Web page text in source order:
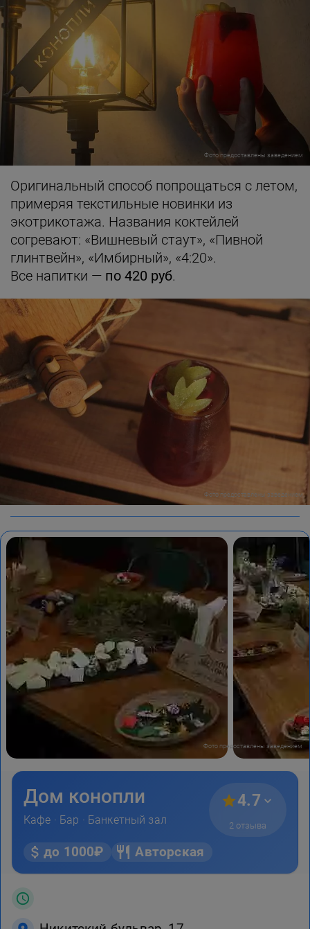
Фото предоставлены заведением
Оригинальный способ попрощаться с летом,
примеряя текстильные новинки из
экотрикотажа. Названия коктейлей
согревают: «Вишневый стаут», «Пивной
глинтвейн», «Имбирный», «4:20».
Все напитки — по 420 руб.
Фото предоставлены заведением
Фото предоставлены заведением
Дом конопли
Кафе · Бар · Банкетный зал
4.7
2 отзыва
до 1000₽ Авторская